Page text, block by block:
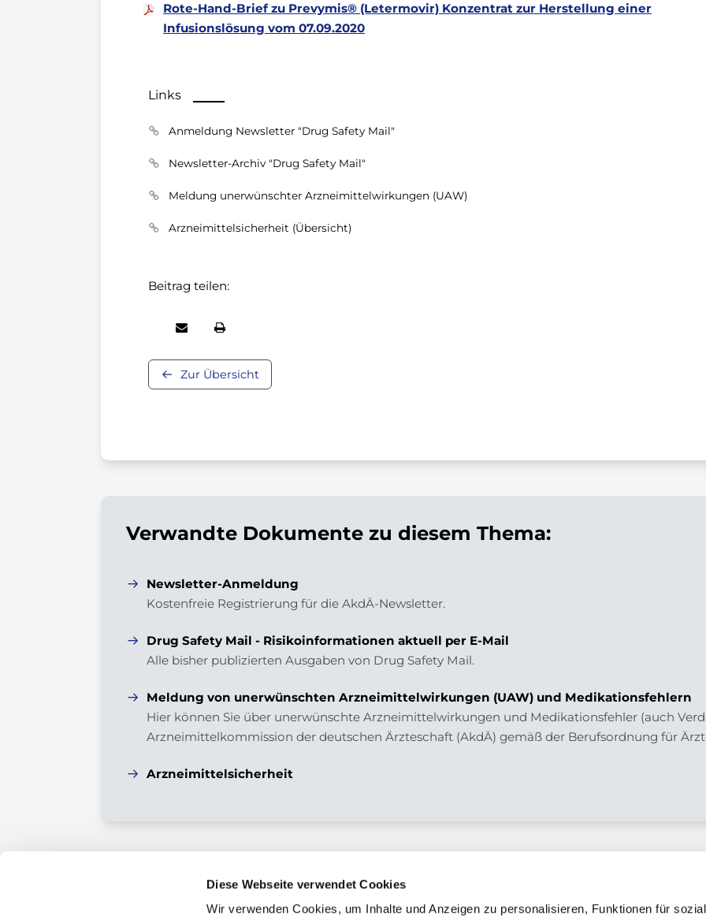
Diese Webseite verwendet Cookies
Wir verwenden Cookies, um Inhalte und Anzeigen zu personalisieren, Funktionen für
Rote-Hand-Brief zu Prevymis® (Letermovir) Konzentrat zur Herstellung einer
Infusionslösung vom 07.09.2020
Links
Anmeldung Newsletter "Drug Safety Mail"
Newsletter-Archiv "Drug Safety Mail"
Meldung unerwünschter Arzneimittelwirkungen (UAW)
Arzneimittelsicherheit (Übersicht)
Beitrag teilen:
Zur Übersicht
Verwandte Dokumente zu diesem Thema:
Newsletter-Anmeldung
Kostenfreie Registrierung für die AkdÄ-Newsletter.
Drug Safety Mail - Risikoinformationen aktuell per E-Mail
Alle bisher publizierten Ausgaben von Drug Safety Mail.
Meldung von unerwünschten Arzneimittelwirkungen (UAW) und Medikationsfehlern
Hier können Sie über unerwünschte Arzneimittelwirkungen und Medikationsfehler (auch
Arzneimittelkommission der deutschen Ärzteschaft (AkdÄ) gemäß der Berufsordnung für
Arzneimittelsicherheit